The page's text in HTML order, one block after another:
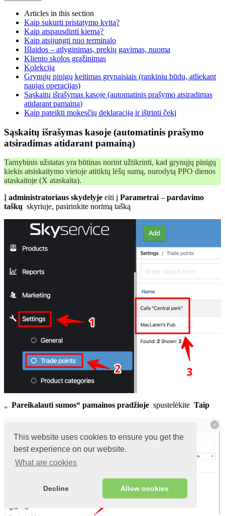
This website uses cookies to ensure you get the
best experience on our website.
What are cookies
Decline Allow cookies
Articles in this section
Kaip sukurti pristatymo kvitą?
Kaip atspausdinti kiemą?
Kaip atsijungti nuo terminalo
Išlaidos – atlyginimas, prekių gavimas, nuoma
Kliento skolos grąžinimas
Kolekcija
Grynųjų pinigų keitimas grynaisiais (rankiniu būdu, atliekant
naujas operacijas)
Sąskaitų išrašymas kasoje (automatinis prašymo atsiradimas
atidarant pamainą)
Kaip pateikti mokesčių deklaraciją ir ištrinti čekį
Sąskaitų išrašymas kasoje (automatinis prašymo
atsiradimas atidarant pamainą)
Tarnybinis užstatas yra būtinas norint užtikrinti, kad grynųjų pinigų
kiekis atsiskaitymo vietoje atitiktų lėšų sumą, nurodytą PPO dienos
ataskaitoje (X ataskaita).
Į administratoriaus skydelyje eiti į Parametrai– pardavimo
taškų skyriuje, pasirinkite norimą tašką
„ Pareikalauti sumos“ pamainos pradžioje spustelėkite Taip